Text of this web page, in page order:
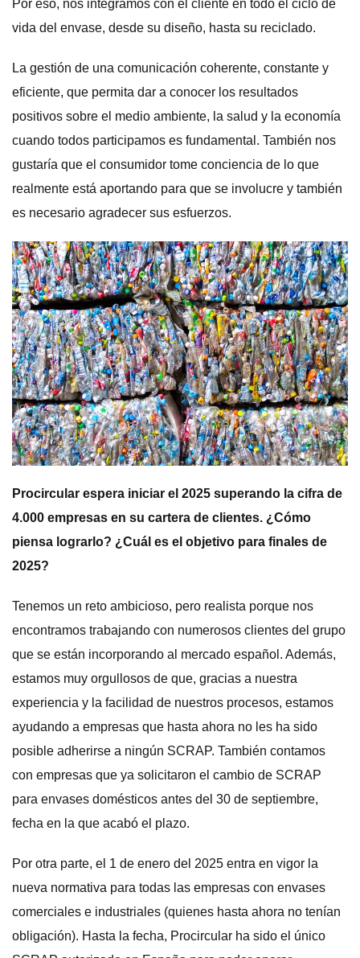
Por eso, nos integramos con el cliente en todo el ciclo de
vida del envase, desde su diseño, hasta su reciclado.
La gestión de una comunicación coherente, constante y
eficiente, que permita dar a conocer los resultados
positivos sobre el medio ambiente, la salud y la economía
cuando todos participamos es fundamental. También nos
gustaría que el consumidor tome conciencia de lo que
realmente está aportando para que se involucre y también
es necesario agradecer sus esfuerzos.
Procircular espera iniciar el 2025 superando la cifra de
4.000 empresas en su cartera de clientes. ¿Cómo
piensa lograrlo? ¿Cuál es el objetivo para finales de
2025?
Tenemos un reto ambicioso, pero realista porque nos
encontramos trabajando con numerosos clientes del grupo
que se están incorporando al mercado español. Además,
estamos muy orgullosos de que, gracias a nuestra
experiencia y la facilidad de nuestros procesos, estamos
ayudando a empresas que hasta ahora no les ha sido
posible adherirse a ningún SCRAP. También contamos
con empresas que ya solicitaron el cambio de SCRAP
para envases domésticos antes del 30 de septiembre,
fecha en la que acabó el plazo.
Por otra parte, el 1 de enero del 2025 entra en vigor la
nueva normativa para todas las empresas con envases
comerciales e industriales (quienes hasta ahora no tenían
obligación). Hasta la fecha, Procircular ha sido el único